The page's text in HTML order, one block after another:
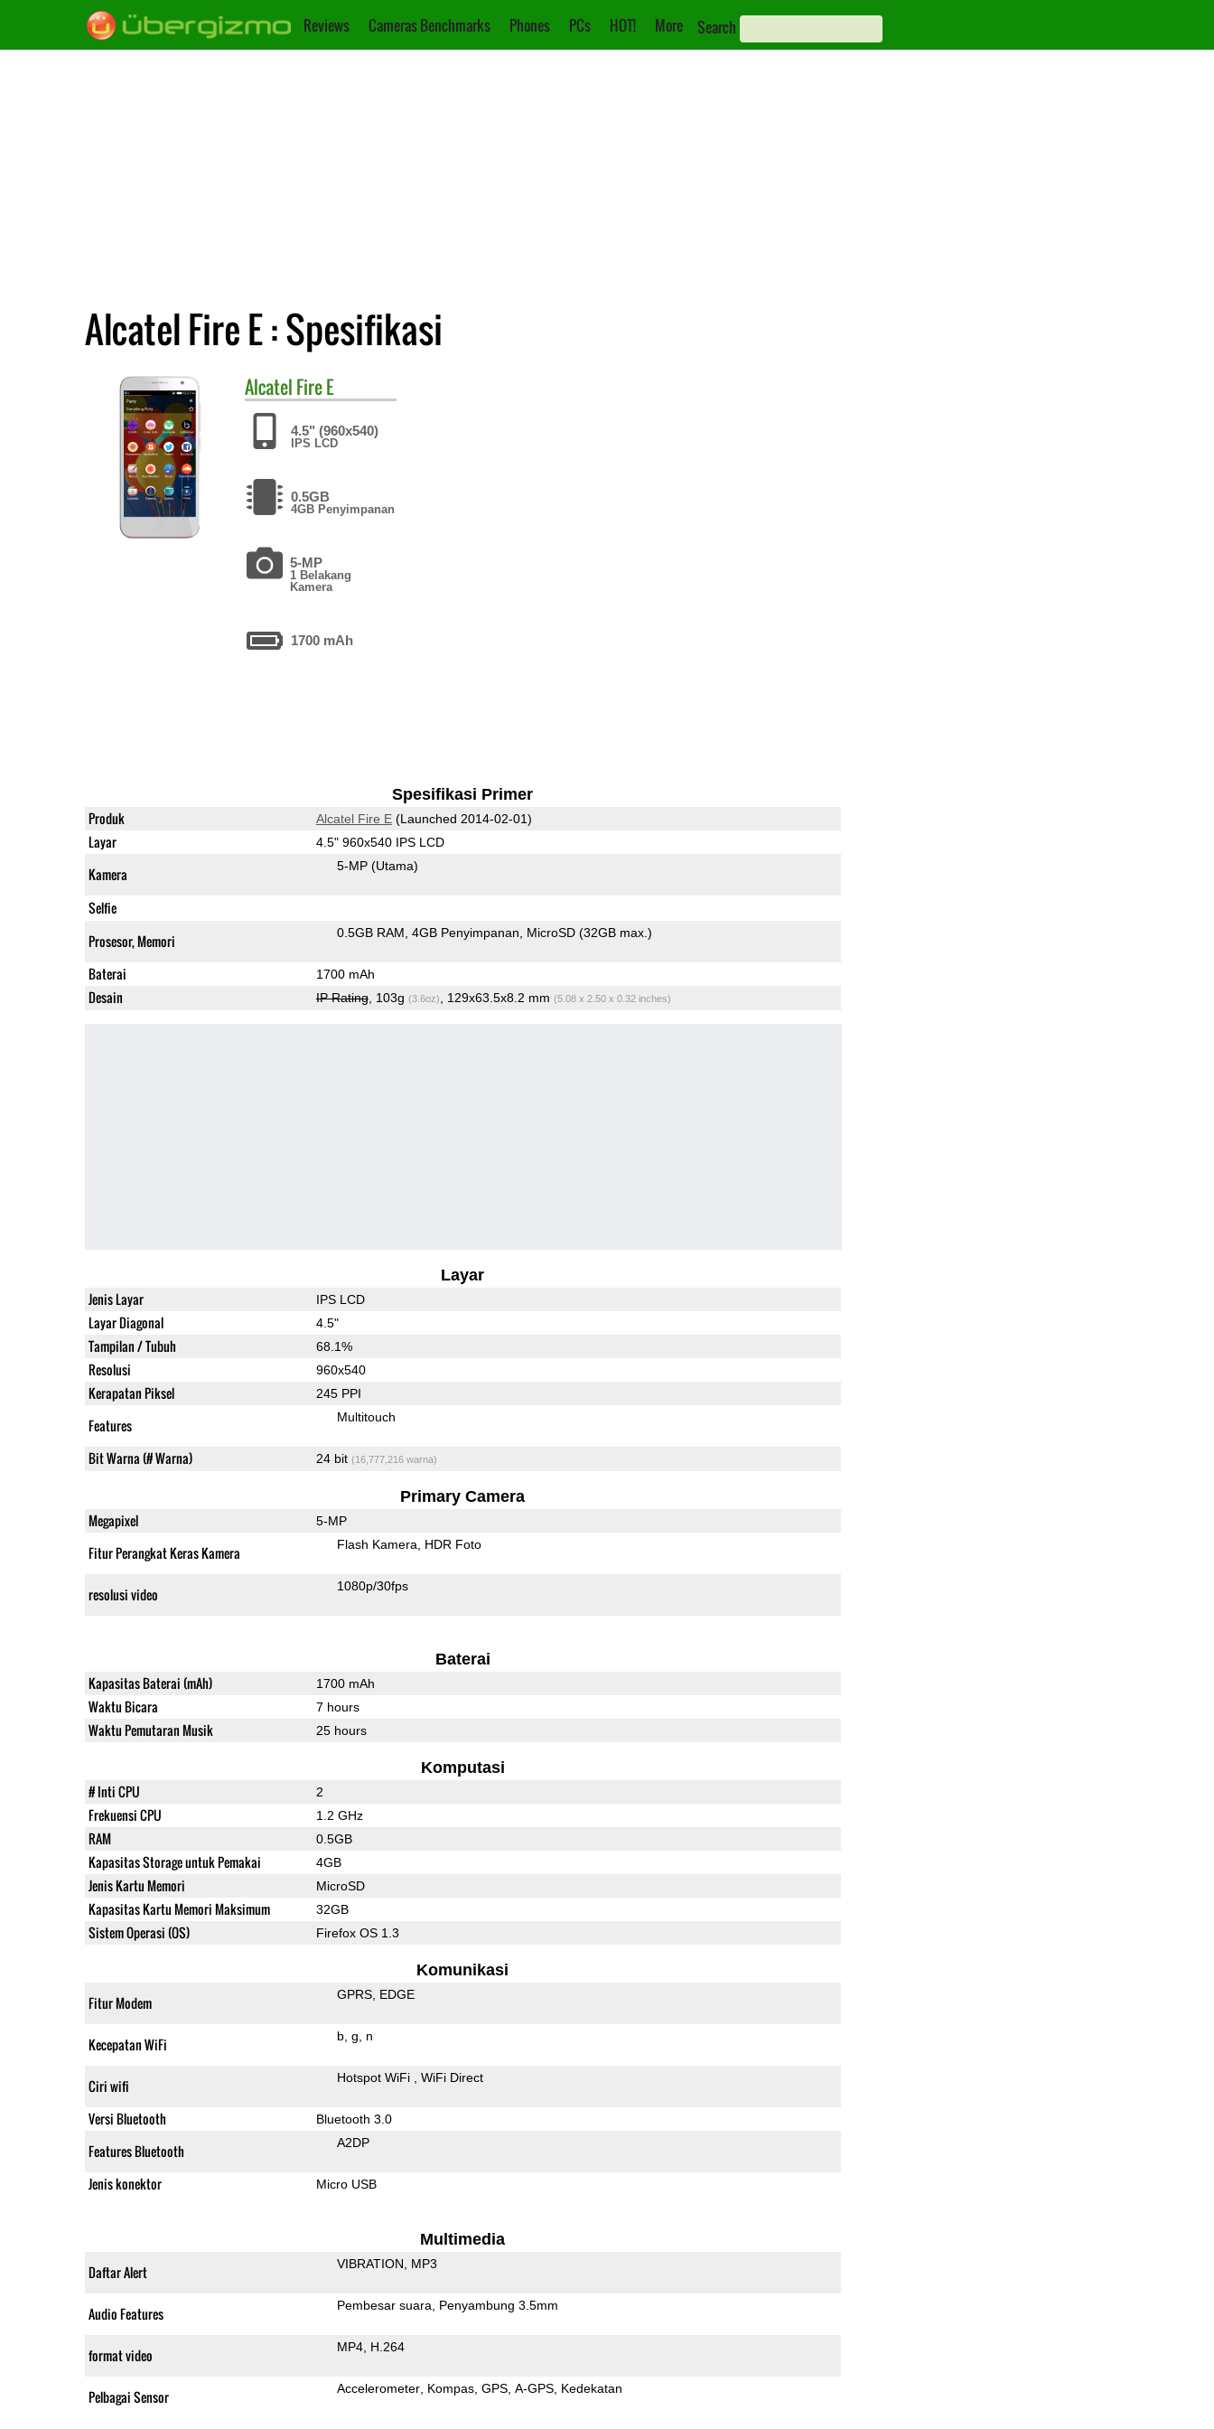
Reviews Cameras Benchmarks Phones PCs HOT! More Search
Alcatel Fire E : Spesifikasi
Alcatel Fire E
4.5" (960x540)
IPS LCD
0.5GB
4GB Penyimpanan
5-MP
1 Belakang
Kamera
1700 mAh
Spesifikasi Primer
Produk Alcatel Fire E(Launched 2014-02-01)
Layar 4.5" 960x540 IPS LCD
Kamera 5-MP (Utama)
Selfie
Prosesor, Memori
0.5GB RAM 4GB Penyimpanan MicroSD (32GB max.)
Baterai 1700 mAh
Desain IP Rating, 103g (3.6oz) , 129x63.5x8.2 mm (5.08 x 2.50 x 0.32 inches)
Layar
Jenis Layar IPS LCD
Layar Diagonal 4.5"
Tampilan / Tubuh 68.1%
Resolusi 960x540
Kerapatan Piksel 245 PPI
Features Multitouch
Bit Warna (# Warna) 24 bit (16,777,216 warna)
Primary Camera
Megapixel 5-MP
Fitur Perangkat Keras Kamera Flash Kamera HDR Foto
resolusi video 1080p/30fps
Baterai
Kapasitas Baterai (mAh) 1700 mAh
Waktu Bicara 7 hours
Waktu Pemutaran Musik 25 hours
Komputasi
# Inti CPU 2
Frekuensi CPU 1.2 GHz
RAM 0.5GB
Kapasitas Storage untuk Pemakai 4GB
Jenis Kartu Memori MicroSD
Kapasitas Kartu Memori Maksimum 32GB
Sistem Operasi (OS) Firefox OS 1.3
Komunikasi
Fitur Modem GPRS EDGE
Kecepatan WiFi b g n
Ciri wifi Hotspot WiFi WiFi Direct
Versi Bluetooth Bluetooth 3.0
Features Bluetooth A2DP
Jenis konektor Micro USB
Multimedia
Daftar Alert VIBRATION MP3
Audio Features Pembesar suara Penyambung 3.5mm
format video MP4 H.264
Pelbagai Sensor Accelerometer Kompas GPS A-GPS Kedekatan